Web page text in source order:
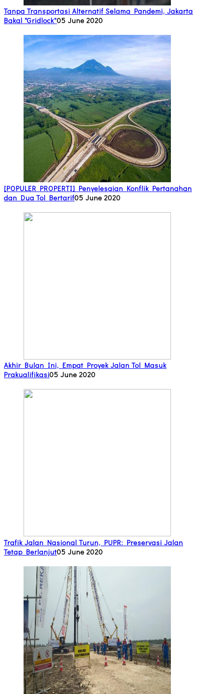
Tanpa Transportasi Alternatif Selama Pandemi, Jakarta
Bakal "Gridlock"05 June 2020
[POPULER PROPERTI] Penyelesaian Konflik Pertanahan
dan Dua Tol Bertarif05 June 2020
Akhir Bulan Ini, Empat Proyek Jalan Tol Masuk
Prakualifikasi05 June 2020
Trafik Jalan Nasional Turun, PUPR: Preservasi Jalan
Tetap Berlanjut05 June 2020